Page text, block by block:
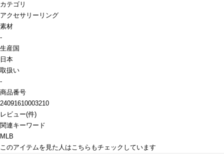
カテゴリ
アクセサリー リング
素材
-
生産国
日本
取扱い
-
商品番号
24091610003210
レビュー(件)
関連キーワード
MLB
このアイテムを見た人はこちらもチェックしています